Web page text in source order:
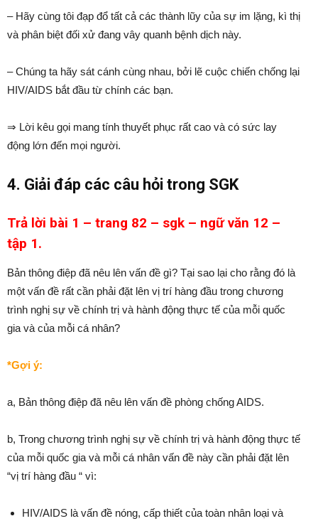
– Hãy cùng tôi đạp đổ tất cả các thành lũy của sự im lặng, kì thị
và phân biệt đối xử đang vây quanh bệnh dịch này.
– Chúng ta hãy sát cánh cùng nhau, bởi lẽ cuộc chiến chống lại
HIV/AIDS bắt đầu từ chính các bạn.
⇒ Lời kêu gọi mang tính thuyết phục rất cao và có sức lay
động lớn đến mọi người.
4. Giải đáp các câu hỏi trong SGK
Trả lời bài 1 – trang 82 – sgk – ngữ văn 12 –
tập 1.
Bản thông điệp đã nêu lên vấn đề gì? Tại sao lại cho rằng đó là
một vấn đề rất cần phải đặt lên vị trí hàng đầu trong chương
trình nghị sự về chính trị và hành động thực tế của mỗi quốc
gia và của mỗi cá nhân?
*Gợi ý:
a, Bản thông điệp đã nêu lên vấn đề phòng chống AIDS.
b, Trong chương trình nghị sự về chính trị và hành động thực tế
của mỗi quốc gia và mỗi cá nhân vấn đề này cần phải đặt lên
“vị trí hàng đầu “ vì:
HIV/AIDS là vấn đề nóng, cấp thiết của toàn nhân loại và